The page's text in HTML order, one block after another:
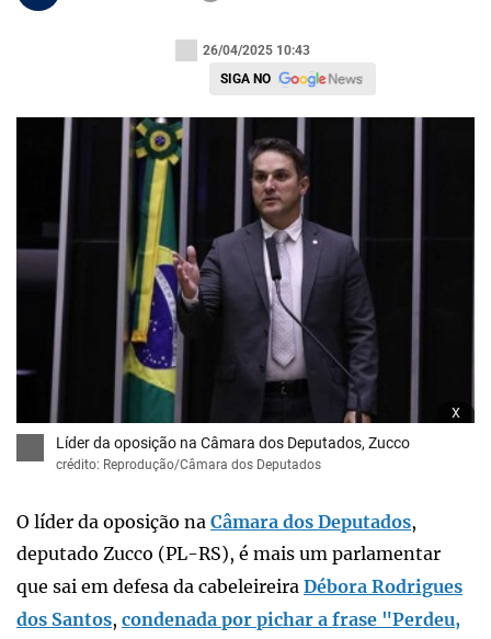
26/04/2025 10:43
SIGA NO
x
Líder da oposição na Câmara dos Deputados, Zucco
crédito: Reprodução/Câmara dos Deputados
O líder da oposição na Câmara dos Deputados,
deputado Zucco (PL-RS), é mais um parlamentar
que sai em defesa da cabeleireira Débora Rodrigues
dos Santos, condenada por pichar a frase "Perdeu,